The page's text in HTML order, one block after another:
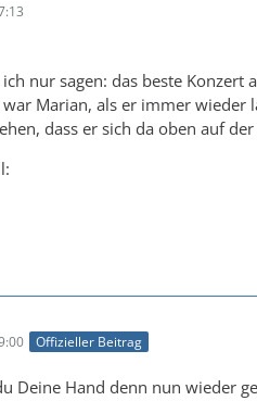
nur sagen: das beste
Marian, als er immer wieder
dass er sich da oben auf
Offizieller Beitrag
Deine Hand denn nun wieder